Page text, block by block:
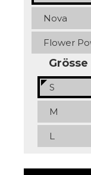
Nova
Flower
Grösse
S
M
L